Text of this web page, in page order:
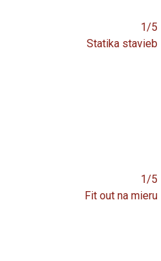
1/5
Statika stavieb
1/5
Fit out na mieru